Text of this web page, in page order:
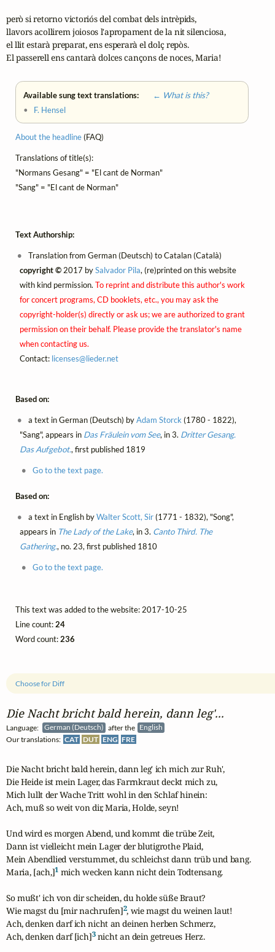
Die Nacht bricht bald herein, dann leg'...
Language: German (Deutsch) after the English
Our translations: CAT DUT ENG FRE
Choose for Diff
Die Nacht bricht bald herein, dann leg' ich mich zur Ruh',
Die Heide ist mein Lager, das Farrnkraut deckt mich zu,
Mich lullt der Wache Tritt wohl in den Schlaf hinein:
Ach, muß so weit von dir, Maria, Holde, seyn!
Und wird es morgen Abend, und kommt die trübe Zeit,
Dann ist vielleicht mein Lager der blutigrothe Plaid,
Mein Abendlied verstummet, du schleichst dann trüb und bang.
Maria, [ach,]1 mich wecken kann nicht dein Todtensang.
So mußt' ich von dir scheiden, du holde süße Braut?
Wie magst du [mir nachrufen]2, wie magst du weinen laut!
Ach, denken darf ich nicht an deinen herben Schmerz,
Ach, denken darf [ich]3 nicht an dein getreues Herz.
però si retorno victoriós del combat dels intrèpids,
llavors acollirem joiosos l'apropament de la nit silenciosa,
el llit estarà preparat, ens esperarà el dolç repòs.
El passerell ens cantarà dolces cançons de noces, Maria!
Available sung text translations:
← What is this?
• F. Hensel
About the headline(FAQ)
Translations of title(s):
"Normans Gesang" = "El cant de Norman"
"Sang" = "El cant de Norman"
Text Authorship:
Translation from German (Deutsch) to Catalan (Català)
copyright ©2017 bySalvador Pila, (re)printed on this website
with kind permission. To reprint and distribute this author's work
for concert programs, CD booklets, etc., you may ask the
copyright-holder(s) directly or ask us; we are authorized to grant
permission on their behalf. Please provide the translator's name
when contacting us.
Contact: licenses@lieder.net
Based on:
a text in German (Deutsch) byAdam Storck (1780 - 1822),
"Sang", appears in Das Fräulein vom See, in 3. Dritter Gesang.
Das Aufgebot., first published 1819
Go to the text page.
Based on:
a text in English byWalter Scott, Sir(1771 - 1832), "Song",
appears in The Lady of the Lake, in 3. Canto Third. The
Gathering., no. 23, first published 1810
Go to the text page.
This text was added to the website: 2017-10-25
Line count:24
Word count:236